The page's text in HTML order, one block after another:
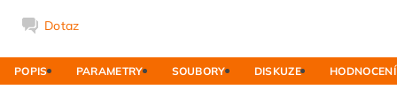
Dotaz
POPIS PARAMETRY SOUBORY DISKUZE HODNOCENÍ